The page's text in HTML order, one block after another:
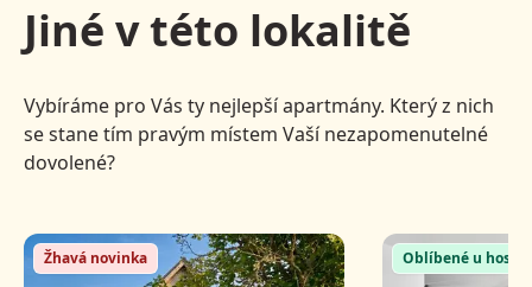
Jiné v této lokalitě
Vybíráme pro Vás ty nejlepší apartmány. Který z nich
se stane tím pravým místem Vaší nezapomenutelné
dovolené?
Žhavá novinka Oblíbené u hostů